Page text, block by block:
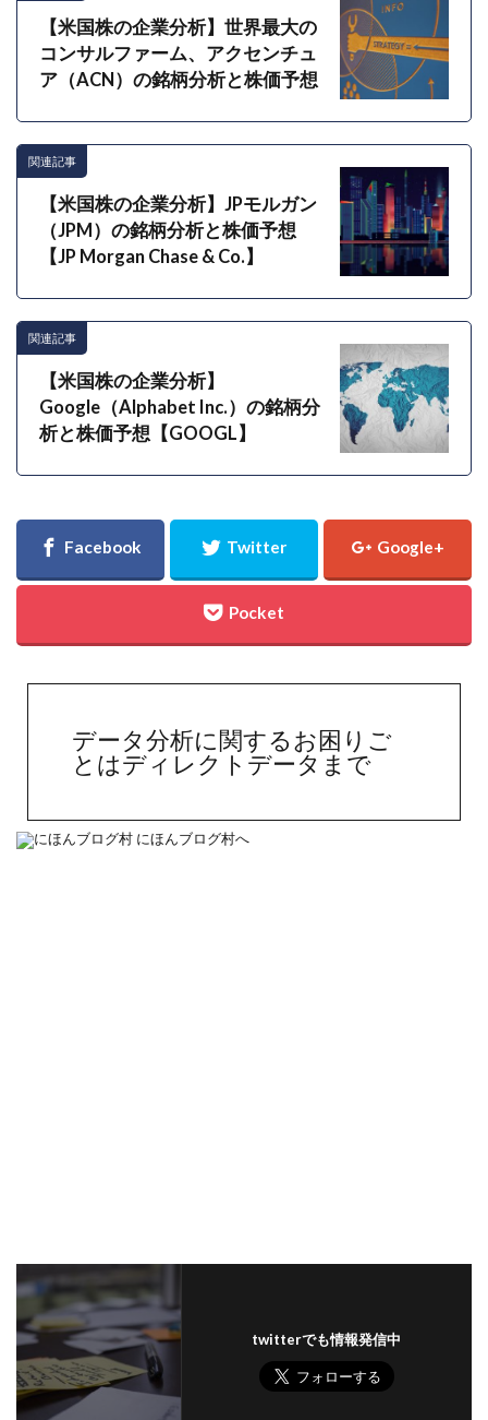
【米国株の企業分析】世界最大の
コンサルファーム、アクセンチュ
ア（ACN）の銘柄分析と株価予想
関連記事
【米国株の企業分析】JPモルガン
（JPM）の銘柄分析と株価予想
【JP Morgan Chase & Co.】
関連記事
【米国株の企業分析】
Google（Alphabet Inc.）の銘柄分
析と株価予想【GOOGL】
データ分析に関するお困りご
とはディレクトデータまで
twitterでも情報発信中